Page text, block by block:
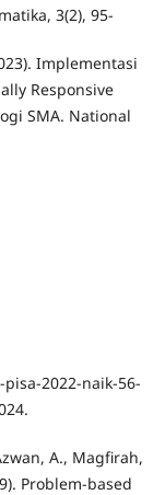
3(2), 95-
Implementasi
Responsive
SMA. National
2022-naik-56-
A., Magfirah,
Problem-based